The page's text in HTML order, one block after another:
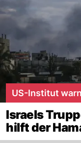
US-Institut
Israels
hilft der